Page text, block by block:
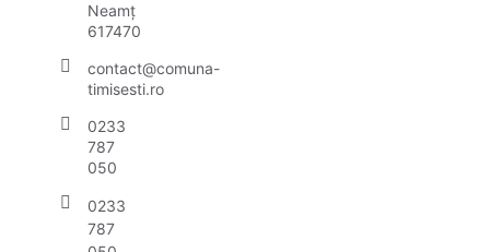
Neamț
617470
contact@comuna-
timisesti.ro
0233
787
050
0233
787